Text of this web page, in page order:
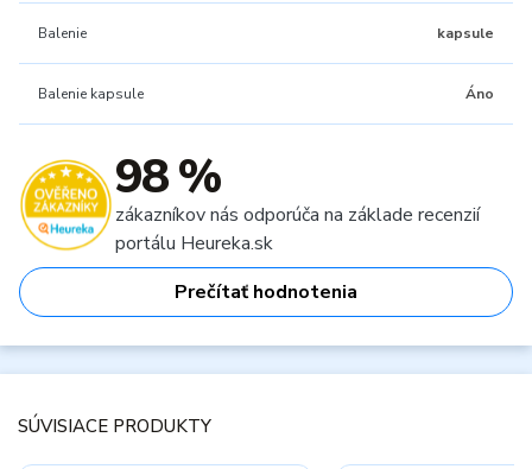
Balenie kapsule
Balenie kapsule Áno
98 %
zákazníkov nás odporúča na základe recenzií
portálu Heureka.sk
Prečítať hodnotenia
SÚVISIACE PRODUKTY